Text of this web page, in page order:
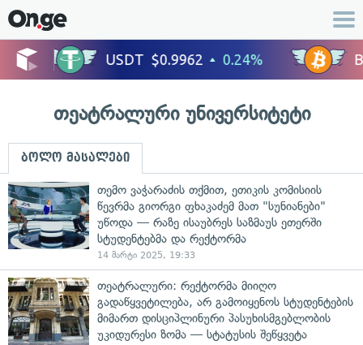
თეატრალური უნივერსიტეტი
ბოლო მასალები
თემო ვაჭარაძის თქმით, ეთიკის კომისიის
წევრმა გიორგი ფხაკაძემ მათ "სუნიანები"
უწოდა — რაზე ისაუბრეს საზმაუს ეთერში
სტუდენტებმა და რექტორმა
14 მარტი 2025, 19:33
თეატრალური: რექტორმა მიიღო
გადაწყვეტილება, არ გამოიყენოს სტუდენტების
მიმართ დისციპლინური პასუხისმგებლობის
უკიდურესი ზომა — სტატუსის შეწყვეტა